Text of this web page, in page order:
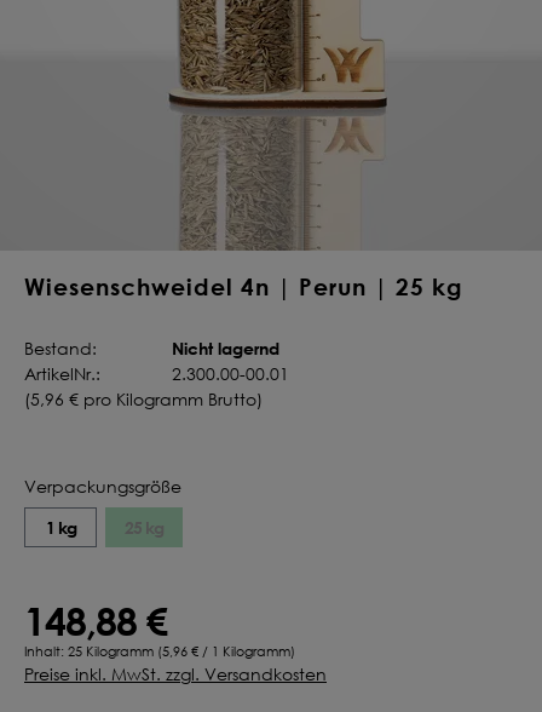
Wiesenschweidel 4n | Perun | 25 kg
Verpackungsgröße
1 kg 25 kg
148,88 €
Inhalt: 25 Kilogramm (5,96 € / 1 Kilogramm)
Preise inkl. MwSt. zzgl. Versandkosten
Bestand: Nicht lagernd
ArtikelNr.:
2.300.00-00.01
(5,96 € pro Kilogramm Brutto)
Deine Saat-
konfigurieren
QUALITÄT VOM PROFI
INDIVIDUELL FÜR DICH
JETZT KONFIGURIEREN